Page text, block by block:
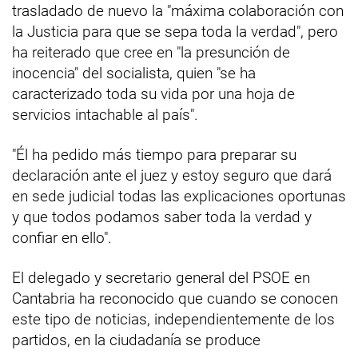
trasladado de nuevo la "máxima colaboración con
la Justicia para que se sepa toda la verdad", pero
ha reiterado que cree en "la presunción de
inocencia" del socialista, quien "se ha
caracterizado toda su vida por una hoja de
servicios intachable al país".
"Él ha pedido más tiempo para preparar su
declaración ante el juez y estoy seguro que dará
en sede judicial todas las explicaciones oportunas
y que todos podamos saber toda la verdad y
confiar en ello".
El delegado y secretario general del PSOE en
Cantabria ha reconocido que cuando se conocen
este tipo de noticias, independientemente de los
partidos, en la ciudadanía se produce